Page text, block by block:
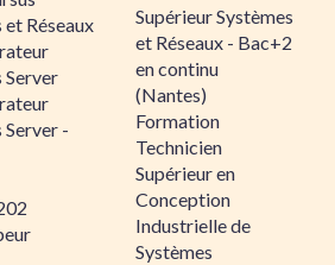
et Réseaux
-
Supérieur Systèmes
et Réseaux - Bac+2
en continu
(Nantes)
Formation
Technicien
Supérieur en
Conception
Industrielle de
Systèmes